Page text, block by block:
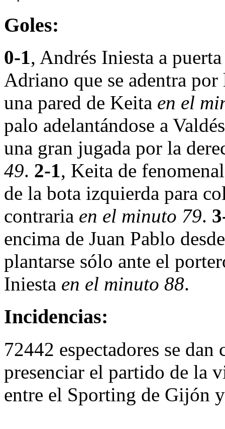
Goles:
0-1, Andrés Iniesta a
Adriano que se adentra
una pared de Keita en el
palo adelantándose a
una gran jugada por la
49. 2-1, Keita de
de la bota izquierda para
contraria en el minuto 79.
encima de Juan Pablo
plantarse sólo ante el
Iniesta en el minuto 88.
Incidencias:
72442 espectadores se
presenciar el partido de la
entre el Sporting de Gijón